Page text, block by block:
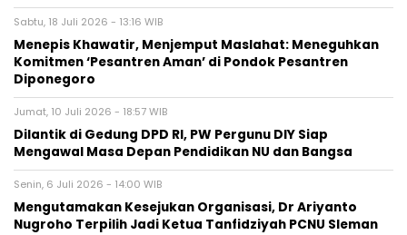
Sabtu, 18 Juli 2026 - 13:16 WIB
Menepis Khawatir, Menjemput Maslahat: Meneguhkan
Komitmen ‘Pesantren Aman’ di Pondok Pesantren
Diponegoro
Jumat, 10 Juli 2026 - 18:57 WIB
Dilantik di Gedung DPD RI, PW Pergunu DIY Siap
Mengawal Masa Depan Pendidikan NU dan Bangsa
Senin, 6 Juli 2026 - 14:00 WIB
Mengutamakan Kesejukan Organisasi, Dr Ariyanto
Nugroho Terpilih Jadi Ketua Tanfidziyah PCNU Sleman